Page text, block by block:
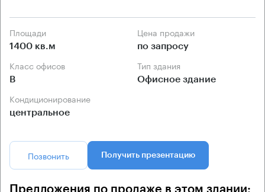
Площади
1400 кв.м
Цена продажи
по запросу
Класс офисов
B
Тип здания
Офисное здание
Кондиционирование
центральное
Позвонить Получить презентацию